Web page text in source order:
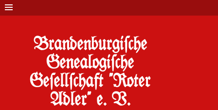
Brandenburgi#che
Genealogi#che
Ge#ell#chaft "Roter
Adler" e. V.